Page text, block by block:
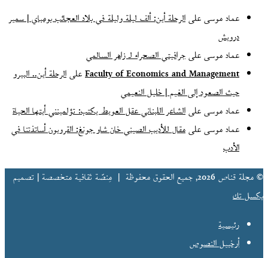
عماد موسىعلىالرحلة أين: ألف ليلة وليلة في بلاد العجائب بومباي | سمير
درويش
عماد موسىعلىجرافيتي الصحراء لـ زاهر السالمي
Faculty of Economics and Managementعلىالرحلة أين.. البيرو
حيث الصعود إلى الغيم | خليل النعيمي
عماد موسىعلىالشاعر اللبناني عقل العويط يكتب: تؤلمينني أيتها الحياة
عماد موسىعلىمقال للأديب الصيني خان شاو جونغ: القرويون أساتذتنا في
الأدب
© مجلة قناص 2026, جميع الحقوق محفوظة |
مِنصّة ثقافية متخصصة | تصميم
بكسل تك
رئيسية
أرخبيل النصوص